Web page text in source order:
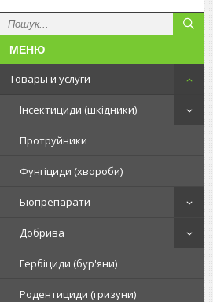
Товары и услуги
Інсектициди (шкідники)
Протруйники
Фунгіциди (хвороби)
Біопрепарати
Добрива
Гербіциди (бур'яни)
Родентициди (гризуни)